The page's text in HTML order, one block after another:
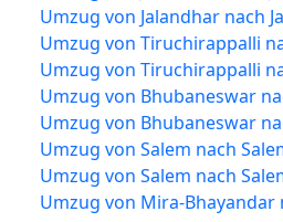
Umzug von Jalandhar nach
Umzug von Tiruchirappalli
Umzug von Tiruchirappalli
Umzug von Bhubaneswar
Umzug von Bhubaneswar
Umzug von Salem nach
Umzug von Salem nach
Umzug von Mira-Bhayandar